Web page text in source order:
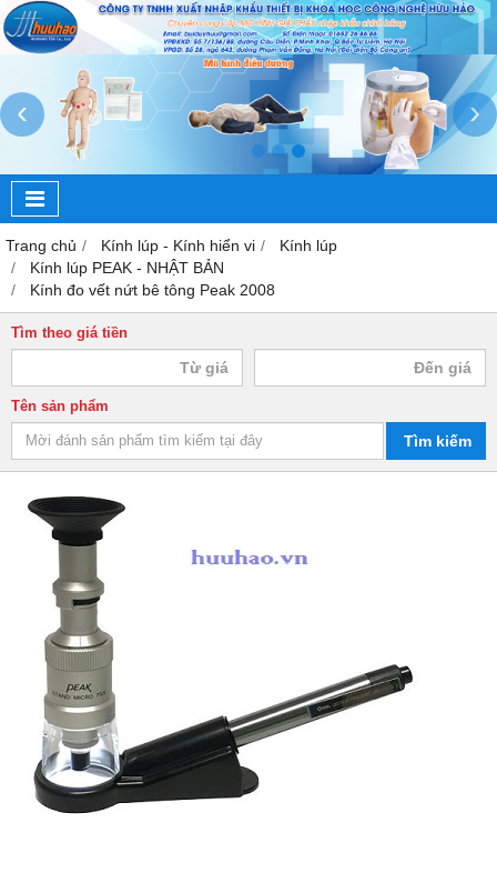
‹ ›
Trang chủ Kính lúp - Kính hiển vi
Kính lúp
Kính lúp PEAK - NHẬT BẢN
Kính đo vết nứt bê tông Peak 2008
Tìm theo giá tiền
Tên sản phẩm
Tìm kiếm